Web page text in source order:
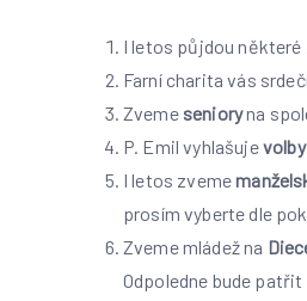
I letos půjdou některé
Farní charita vás
Zveme senioryna
P. Emil vyhlašuje
I letos zveme
prosím vyberte dle
Zveme mládež na
Odpoledne bude